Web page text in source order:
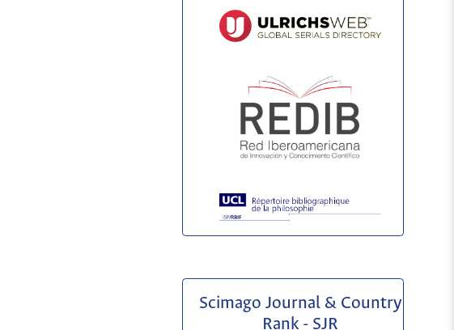
Scimago Journal & Country
Rank - SJR